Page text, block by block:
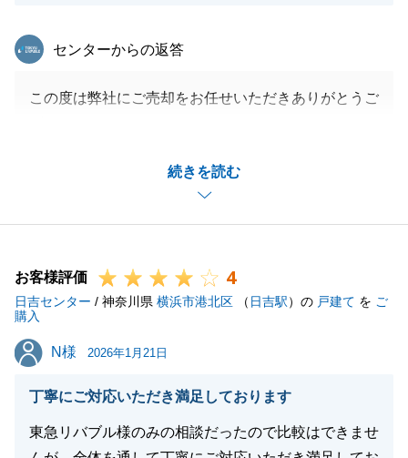
続きを読む
東急リバブル
センターからの返答
この度は弊社にご売却をお任せいただきありがとうご
期成約出来た要因かと思います。
売却活動の際は色々とご協力頂きありがとうございま
した。
お客様評価 4
日吉センター / 神奈川県 横浜市港北区 （ 日吉駅）の 戸建て を ご
購入
N様
N様 2026年1月21日
丁寧にご対応いただき満足しております
東急リバブル様のみの相談だったので比較はできませ